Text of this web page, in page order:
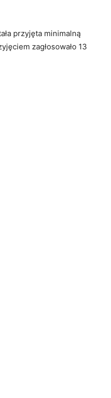
przyjęta minimalną
zagłosowało 13